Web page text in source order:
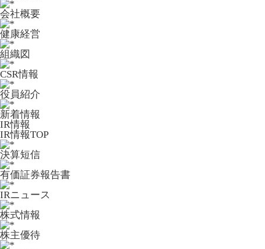
会社概要
健康経営
組織図
CSR情報
役員紹介
新着情報
IR情報
IR情報TOP
決算短信
有価証券報告書
IRニュース
株式情報
株主優待